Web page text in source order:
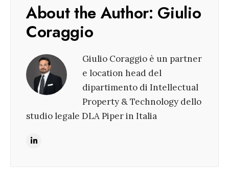
About the Author: Giulio
Coraggio
Giulio Coraggio è un partner
e location head del
dipartimento di Intellectual
Property & Technology dello
studio legale DLA Piper in Italia